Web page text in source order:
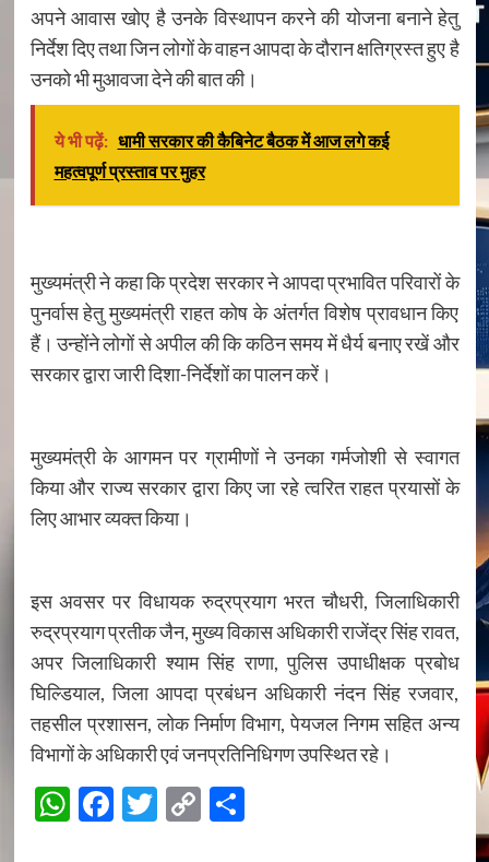
अपने आवास खोए है उनके विस्थापन करने की योजना बनाने हेतु
निर्देश दिए तथा जिन लोगों के वाहन आपदा के दौरान क्षतिग्रस्त हुए है
उनको भी मुआवजा देने की बात की।
ये भी पढ़ें: धामी सरकार की कैबिनेट बैठक में आज लगे कई
महत्वपूर्ण प्रस्ताव पर मुहर
मुख्यमंत्री ने कहा कि प्रदेश सरकार ने आपदा प्रभावित परिवारों के
पुनर्वास हेतु मुख्यमंत्री राहत कोष के अंतर्गत विशेष प्रावधान किए
हैं। उन्होंने लोगों से अपील की कि कठिन समय में धैर्य बनाए रखें और
सरकार द्वारा जारी दिशा-निर्देशों का पालन करें।
मुख्यमंत्री के आगमन पर ग्रामीणों ने उनका गर्मजोशी से स्वागत
किया और राज्य सरकार द्वारा किए जा रहे त्वरित राहत प्रयासों के
लिए आभार व्यक्त किया।
इस अवसर पर विधायक रुद्रप्रयाग भरत चौधरी, जिलाधिकारी
रुद्रप्रयाग प्रतीक जैन, मुख्य विकास अधिकारी राजेंद्र सिंह रावत,
अपर जिलाधिकारी श्याम सिंह राणा, पुलिस उपाधीक्षक प्रबोध
घिल्डियाल, जिला आपदा प्रबंधन अधिकारी नंदन सिंह रजवार,
तहसील प्रशासन, लोक निर्माण विभाग, पेयजल निगम सहित अन्य
विभागों के अधिकारी एवं जनप्रतिनिधिगण उपस्थित रहे।
WhatsApp
Facebook
Twitter
CopyShare